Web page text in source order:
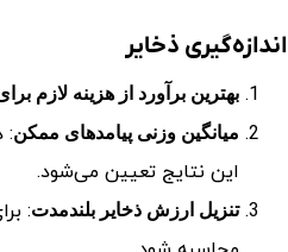
اندازه‌گیری ذخایر
بهترین برآورد از هزینه لازم
میانگین وزنی پیامدهای ممکن:
این نتایج تعیین می‌شود.
تنزیل ارزش ذخایر بلندمدت: